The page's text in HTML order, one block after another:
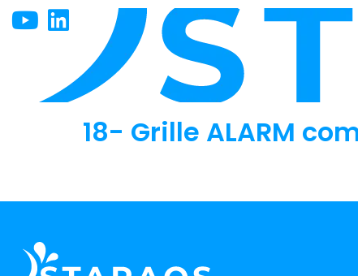
18- Grille ALARM